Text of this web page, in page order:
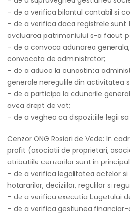
– de a verifica bilantul contabil si
– de a verifica daca registrele sunt
evaluarea patrimoniului s-a facut
– de a convoca adunarea
convocata de administrator;
– de a aduce la cunostinta
generale neregulile din activitatea
– de a participa la adunarile
avea drept de vot;
– de a veghea ca dispozitiile legii
Cenzor ONG Rosiori de Vede: In
profit (asociatii de proprietari,
atributiile cenzorilor sunt in
– de a verifica legalitatea actelor
hotararilor, deciziilor, regulilor si
– de a verifica executia bugetului
– de a verifica gestiunea financiar-